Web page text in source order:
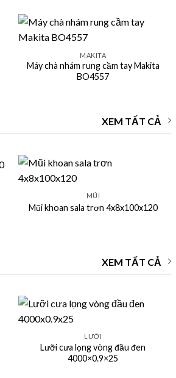
+
MAKITA
Máy chà nhám rung cầm tay Makita
BO4557
XEM TẤT CẢ
+
MŨI
Mũi khoan sala trơn 4x8x100x120
XEM TẤT CẢ
+
LƯỠI
Lưỡi cưa lọng vòng đầu đen
4000×0.9×25